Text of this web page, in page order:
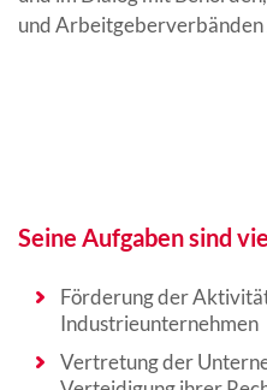
und
Seine Aufgaben sind
Förderung der
Industrieunternehmen
Vertretung der